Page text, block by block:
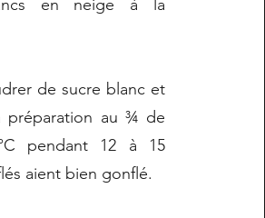
en neige à la
de sucre blanc et
préparation au ¾ de
pendant 12 à 15
aient bien gonflé.